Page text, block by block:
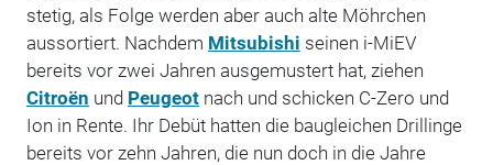
stetig, als Folge werden aber auch alte Möhrchen
aussortiert. Nachdem Mitsubishi seinen i-MiEV
bereits vor zwei Jahren ausgemustert hat, ziehen
Citroën und Peugeotnach und schicken C-Zero und
Ion in Rente. Ihr Debüt hatten die baugleichen Drillinge
bereits vor zehn Jahren, die nun doch in die Jahre